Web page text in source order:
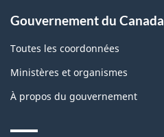
Gouvernement du Canada
Toutes les coordonnées
Ministères et organismes
À propos du gouvernement